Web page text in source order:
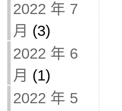
2022 年 7
月 (3)
2022 年 6
月 (1)
2022 年 5